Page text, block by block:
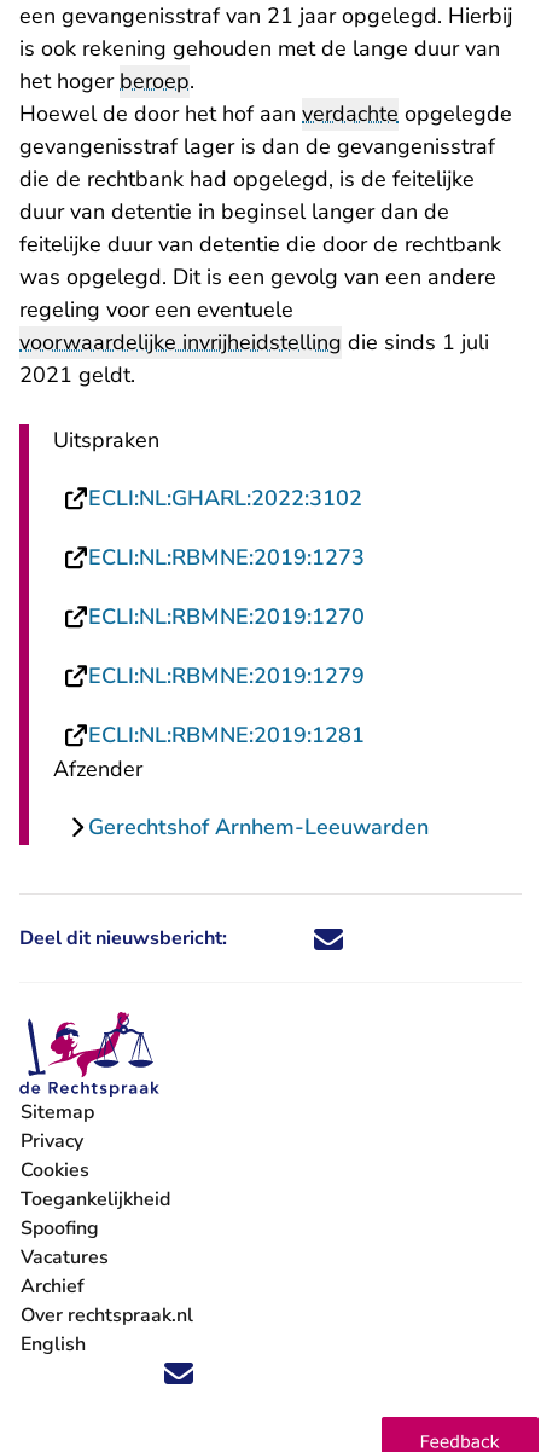
een gevangenisstraf van 21 jaar opgelegd. Hierbij
is ook rekening gehouden met de lange duur van
het hogerberoep.
Hoewel de door het hof aan verdachte opgelegde
gevangenisstraf lager is dan de gevangenisstraf
die de rechtbank had opgelegd, is de feitelijke
duur van detentie in beginsel langer dan de
feitelijke duur van detentie die door de rechtbank
was opgelegd. Dit is een gevolg van een andere
regeling voor een eventuele
voorwaardelijke invrijheidstelling die sinds 1 juli
2021 geldt.
Uitspraken
ECLI:NL:GHARL:2022:3102
ECLI:NL:RBMNE:2019:1273
ECLI:NL:RBMNE:2019:1270
ECLI:NL:RBMNE:2019:1279
ECLI:NL:RBMNE:2019:1281
Afzender
Gerechtshof Arnhem-Leeuwarden
Deel dit nieuwsbericht: Deel dit nieuwsbericht via X -
Deel dit nieuwsbericht via
Deel dit nieuwsbericht
Deel dit
Volg ons op X (Twitter) - U verlaat Rechtspraak.nl
Volg ons op Facebook - U verlaat Rechtspraak.nl
Volg ons op Instagram - U verlaat Rechtspraak.nl
Volg ons op Youtube - U verlaat Rechtspraak.nl
Volg ons op LinkedIn - U verlaat
'Blijf op de hoogte' nieuwsbrief - U verlaat
Sitemap
Privacy
Cookies
Toegankelijkheid
Spoofing
Vacatures
- U verlaat Rechtspraak.nl
Archief
Over rechtspraak.nl
English